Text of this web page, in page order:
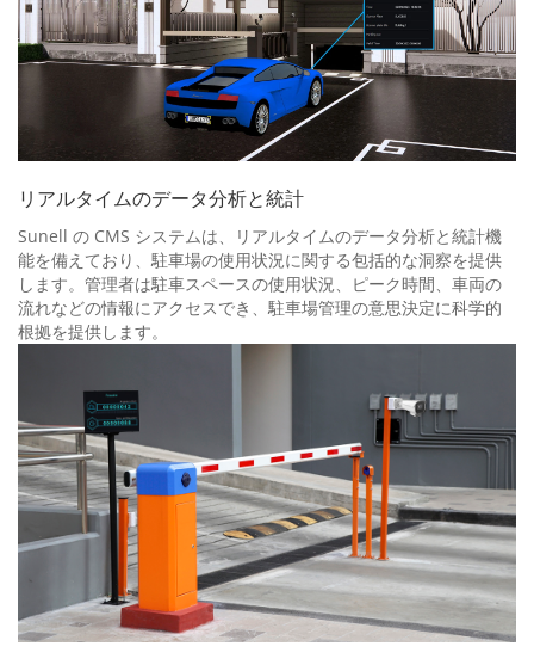
リアルタイムのデータ分析と統計
Sunell の CMS システムは、リアルタイムのデータ分析と統計機
能を備えており、駐車場の使用状況に関する包括的な洞察を提供
します。管理者は駐車スペースの使用状況、ピーク時間、車両の
流れなどの情報にアクセスでき、駐車場管理の意思決定に科学的
根拠を提供します。